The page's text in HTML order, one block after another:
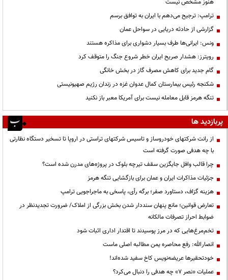
هنوز مشخص نیست
ترامپ: ترجیح می‌دهم با ایران به توافق برسم
گزارشی از حادثه دریایی در سواحل عمان
ونس: ایرانی‌ها طرف بسیار دشواری برای مذاکره هستند
رویترز: هشدار صریح ایران خطر شروع جنگ را متوقف کرد
گام جدید برای کاهش مصرف گاز در بخش خانگی
شکنجه رئیس بیمارستان کمال عدوان غزه در زندان رژیم صهیونیستی
تنگه هرمز قابل معامله نیست برای آمریکا معبر باز نکنید
پربازدید ها
از رانت‌ شرکتهای خودروساز و تاسیس شرکتهای تراستی در اروپا تا تسخیر دستگاه نظارتی
با چه هدفی صورت گرفته است
چرا قالب وافل جایگزین سقف تیرچه بلوک در پروژه‌های مدرن شده است؟
جزئیات مذاکرات ایران و عمان برای بازگشایی تنگه هرمز
هزینه گزاف، دستاورد صفر؛ برگه رأی، پاسخی به ماجراجویی ترامپ
تعارض قوانین؛ مانع پنهان سنددار شدن بخش بزرگی از املاک/ ضرورت تجدیدنظر در
ضوابط احراز تصرفات مالکانه
تخم‌مرغ‌هایی که در مرز پوسیدند تا اقتدار اداری اثبات شود
انصارالله: رفع محاصره یمن مطالبه اصلی ماست
خودتحقیرها عریضه‌نویس کاخ سفید شده‌اند!
عملیات «نصر ۷» چه هدفی را دنبال می‌کرد؟